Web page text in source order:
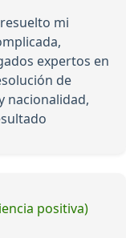
mi
expertos en
de
nacionalidad,
positiva)